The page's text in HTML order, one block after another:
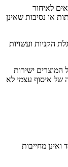
לאיחור
או נסיבות שאינן
הקניות ועשויות
המוצרים ישירות
בטלפון 054-2252139. במקרה של איסוף עצמי לא
מחייבות